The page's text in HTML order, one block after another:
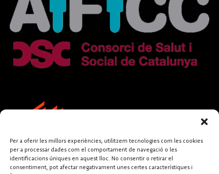
Per a oferir les millors experiències, utilitzem tecnologies com les cookies
per a processar dades com el comportament de navegació o les
identificacions úniques en aquest lloc. No consentir o retirar el
consentiment, pot afectar negativament unes certes característiques i